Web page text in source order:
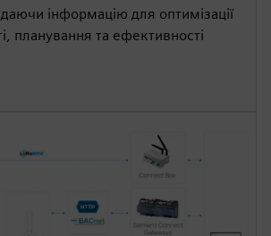
інформацію для оптимізації
планування та ефективності